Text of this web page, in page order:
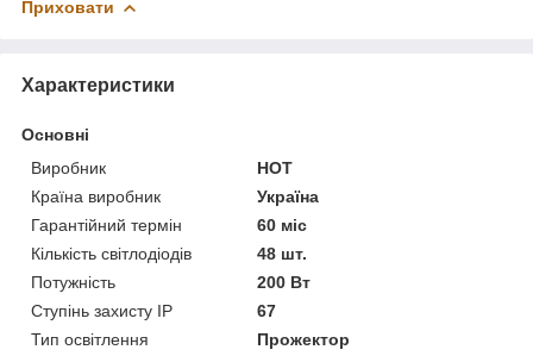
Приховати
Характеристики
Основні
Виробник
НОТ
Країна виробник
Україна
Гарантійний термін
60 міс
Кількість світлодіодів
48 шт.
Потужність
200 Вт
Ступінь захисту IP
67
Тип освітлення
Прожектор